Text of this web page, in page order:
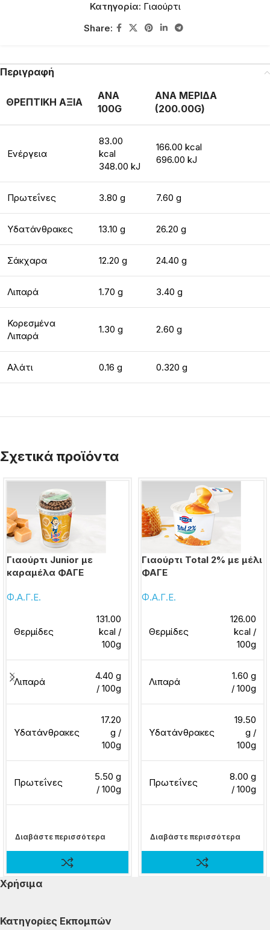
Κατηγορία: Γιαούρτι
Share:
Περιγραφή
ΘΡΕΠΤΙΚΗ ΑΞΙΑ
ΑΝΑ
100G
ΑΝΑ ΜΕΡΙΔΑ
(200.00G)
Ενέργεια
83.00
kcal
348.00 kJ
166.00 kcal
696.00 kJ
Πρωτεΐνες 3.80 g 7.60 g
Υδατάνθρακες 13.10 g 26.20 g
Σάκχαρα 12.20 g 24.40 g
Λιπαρά 1.70 g 3.40 g
Κορεσμένα
Λιπαρά
1.30 g 2.60 g
Αλάτι 0.16 g 0.320 g
Σχετικά προϊόντα
Γιαούρτι Junior με
καραμέλα ΦΑΓΕ
Φ.Α.Γ.Ε.
Θερμίδες
131.00
kcal /
100g
Λιπαρά
4.40 g
/ 100g
Υδατάνθρακες
17.20
g /
100g
Πρωτεΐνες
5.50 g
/ 100g
Διαβάστε περισσότερα
Γιαούρτι Total 2% με μέλι
ΦΑΓΕ
Φ.Α.Γ.Ε.
Θερμίδες
126.00
kcal /
100g
Λιπαρά
1.60 g
/ 100g
Υδατάνθρακες
19.50
g /
100g
Πρωτεΐνες
8.00 g
/ 100g
Διαβάστε περισσότερα
Χρήσιμα
Κατηγορίες Εκπομπών